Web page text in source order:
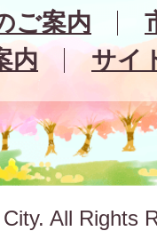
ご案内
内
サイ
All Rights